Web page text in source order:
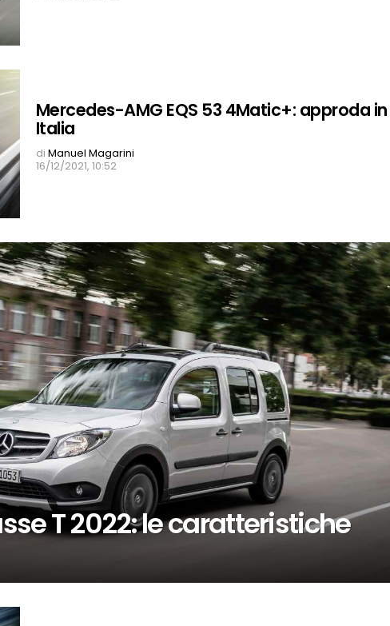
Mercedes-AMG EQS 53 4Matic+: approda in
Italia
di Manuel Magarini
16/12/2021, 10:52
T 2022: le caratteristiche